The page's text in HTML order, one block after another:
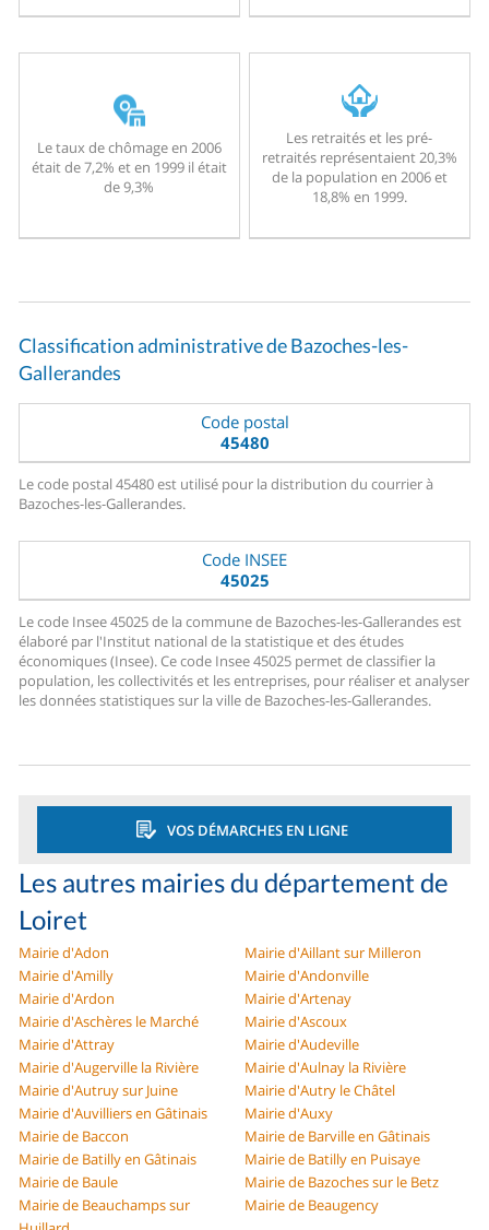
Le taux de chômage en 2006
était de 7,2% et en 1999 il était
de 9,3%
Les retraités et les pré-
retraités représentaient 20,3%
de la population en 2006 et
18,8% en 1999.
Classification administrative de Bazoches-les-
Gallerandes
Code postal
45480
Le code postal 45480 est utilisé pour la distribution du courrier à
Bazoches-les-Gallerandes.
Code INSEE
45025
Le code Insee 45025 de la commune de Bazoches-les-Gallerandes est
élaboré par l'Institut national de la statistique et des études
économiques (Insee). Ce code Insee 45025 permet de classifier la
population, les collectivités et les entreprises, pour réaliser et analyser
les données statistiques sur la ville de Bazoches-les-Gallerandes.
VOS DÉMARCHES EN LIGNE
Les autres mairies du département de
Loiret
Mairie d'Adon
Mairie d'Aillant sur Milleron
Mairie d'Amilly
Mairie d'Andonville
Mairie d'Ardon
Mairie d'Artenay
Mairie d'Aschères le Marché
Mairie d'Ascoux
Mairie d'Attray
Mairie d'Audeville
Mairie d'Augerville la Rivière
Mairie d'Aulnay la Rivière
Mairie d'Autruy sur Juine
Mairie d'Autry le Châtel
Mairie d'Auvilliers en Gâtinais
Mairie d'Auxy
Mairie de Baccon
Mairie de Barville en Gâtinais
Mairie de Batilly en Gâtinais
Mairie de Batilly en Puisaye
Mairie de Baule
Mairie de Bazoches sur le Betz
Mairie de Beauchamps sur
Mairie de Beaugency